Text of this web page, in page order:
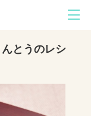
とうのレシ